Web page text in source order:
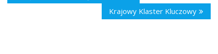
Krajowy Klaster Kluczowy